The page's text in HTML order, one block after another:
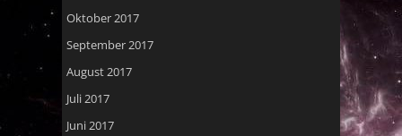
Oktober 2017
September 2017
August 2017
Juli 2017
Juni 2017